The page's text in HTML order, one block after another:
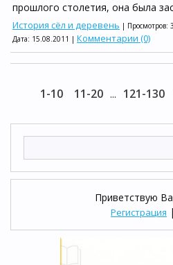
Приветствую
Регистрация |
прошлого столетия, она была
История сёл и деревень | Просмотров:
Дата: 15.08.2011 | Комментарии (0)
1-10 11-20 ... 121-130